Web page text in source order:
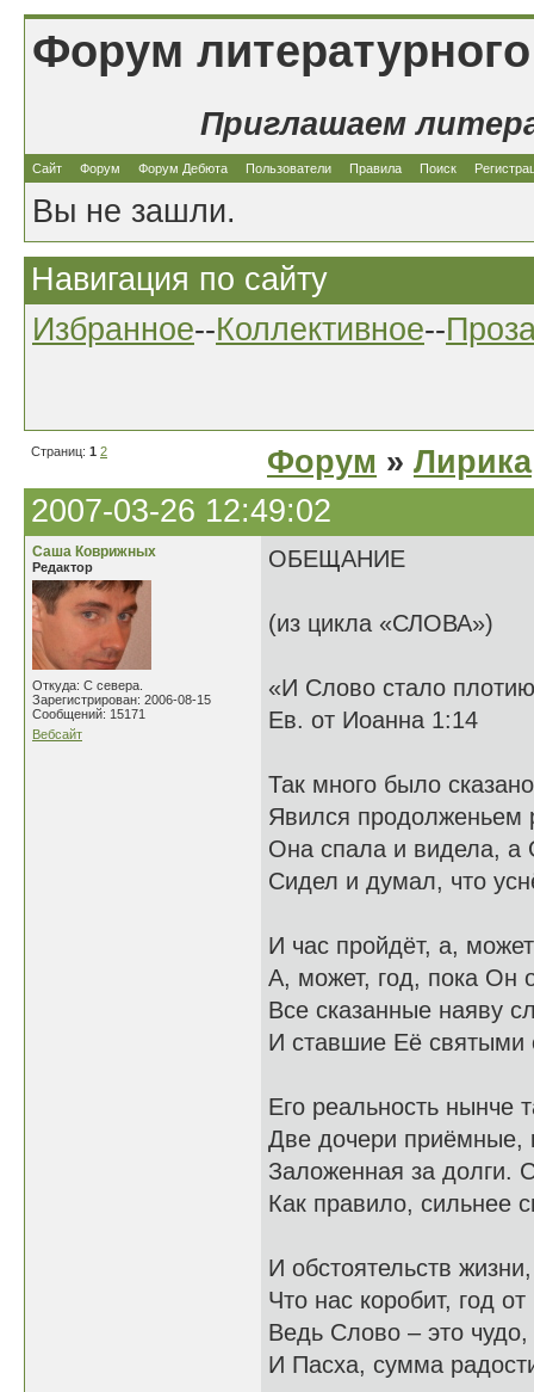
Форум
Приглашаем
Сайт Форум Форум Дебюта Пользователи Правила Поиск
Вы не зашли.
Навигация по сайту
Избранное--Коллективное--
Страниц: 1 2 Форум » Лирика
2007-03-26 12:49:02
Саша Коврижных
Редактор
Откуда: С севера.
Зарегистрирован: 2006-08-15
Сообщений: 15171
Вебсайт
ОБЕЩАНИЕ
(из цикла «СЛОВА»)
«И Слово стало
Ев. от Иоанна 1:14
Так много было
Явился продолженьем
Она спала и видела, а
Сидел и думал, что
И час пройдёт, а,
А, может, год, пока Он
Все сказанные наяву
И ставшие Её святыми
Его реальность нынче
Две дочери приёмные,
Заложенная за долги.
Как правило, сильнее
И обстоятельств
Что нас коробит, год от
Ведь Слово – это
И Пасха, сумма